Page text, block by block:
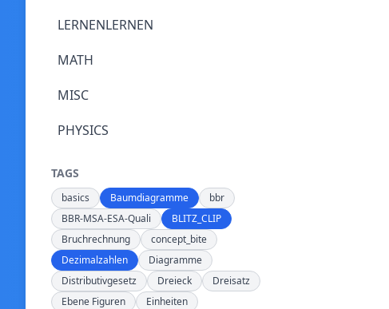
LERNENLERNEN
MATH
MISC
PHYSICS
TAGS
basics Baumdiagramme
bbr
BBR-MSA-ESA-Quali
BLITZ_CLIP
Bruchrechnung
concept_bite
Dezimalzahlen
Diagramme
Distributivgesetz
Dreieck
Dreisatz
Ebene Figuren
Einheiten